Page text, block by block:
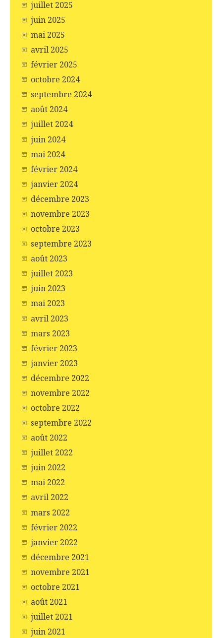
juillet 2025
juin 2025
mai 2025
avril 2025
février 2025
octobre 2024
septembre 2024
août 2024
juillet 2024
juin 2024
mai 2024
février 2024
janvier 2024
décembre 2023
novembre 2023
octobre 2023
septembre 2023
août 2023
juillet 2023
juin 2023
mai 2023
avril 2023
mars 2023
février 2023
janvier 2023
décembre 2022
novembre 2022
octobre 2022
septembre 2022
août 2022
juillet 2022
juin 2022
mai 2022
avril 2022
mars 2022
février 2022
janvier 2022
décembre 2021
novembre 2021
octobre 2021
août 2021
juillet 2021
juin 2021